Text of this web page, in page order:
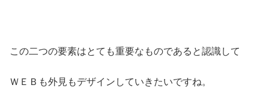
この二つの要素はとても重要なものであると認識して
ＷＥＢも外見もデザインしていきたいですね。